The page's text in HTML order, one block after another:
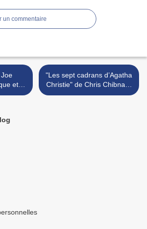
un commentaire
et
"Les sept cadrans d’Agatha
Christie" de Chris Chibnall :
midi à quatorze heures >